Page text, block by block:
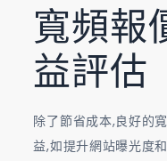
寬頻報
益評估
除了節省成本,良好的
益,如提升網站曝光度